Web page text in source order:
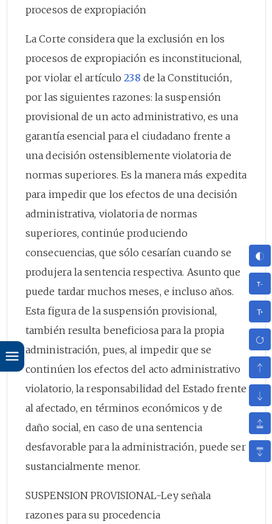
procesos de expropiación
La Corte considera que la exclusión en los
procesos de expropiación es inconstitucional,
por violar el artículo238 de la Constitución,
por las siguientes razones: la suspensión
provisional de un acto administrativo, es una
garantía esencial para el ciudadano frente a
una decisión ostensiblemente violatoria de
normas superiores. Es la manera más expedita
para impedir que los efectos de una decisión
administrativa, violatoria de normas
superiores, continúe produciendo
consecuencias, que sólo cesarían cuando se
produjera la sentencia respectiva. Asunto que
puede tardar muchos meses, e incluso años.
Esta figura de la suspensión provisional,
también resulta beneficiosa para la propia
administración, pues, al impedir que se
continúen los efectos del acto administrativo
violatorio, la responsabilidad del Estado frente
al afectado, en términos económicos y de
daño social, en caso de una sentencia
desfavorable para la administración, puede ser
sustancialmente menor.
SUSPENSION PROVISIONAL-Ley señala
razones para su procedencia